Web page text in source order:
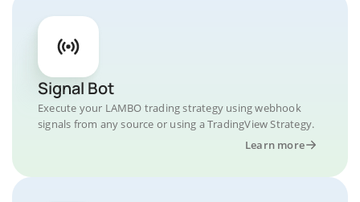
Signal Bot
Execute your LAMBO trading strategy using webhook
signals from any source or using a TradingView Strategy.
Learn more